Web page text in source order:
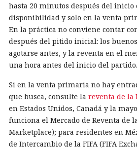
hasta 20 minutos después del
disponibilidad y solo en la venta
En la práctica no conviene contar
después del pitido inicial: los
agotarse antes, y la reventa en el
una hora antes del inicio del partido.
Si en la venta primaria no hay
que busca, consulte la reventa de la
en Estados Unidos, Canadá y la
funciona el Mercado de Reventa de
Marketplace); para residentes en
de Intercambio de la FIFA (FIFA